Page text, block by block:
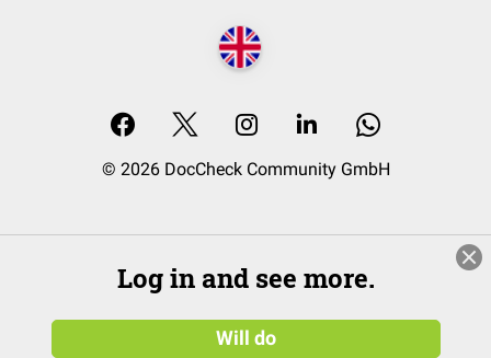
© 2026 DocCheck Community GmbH
Log in and see more.
Will do